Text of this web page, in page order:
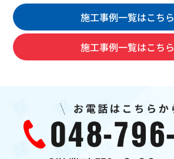
施工事例一覧はこちら
施工事例一覧はこちら